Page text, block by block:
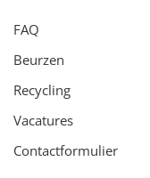
FAQ
Beurzen
Recycling
Vacatures
Contactformulier